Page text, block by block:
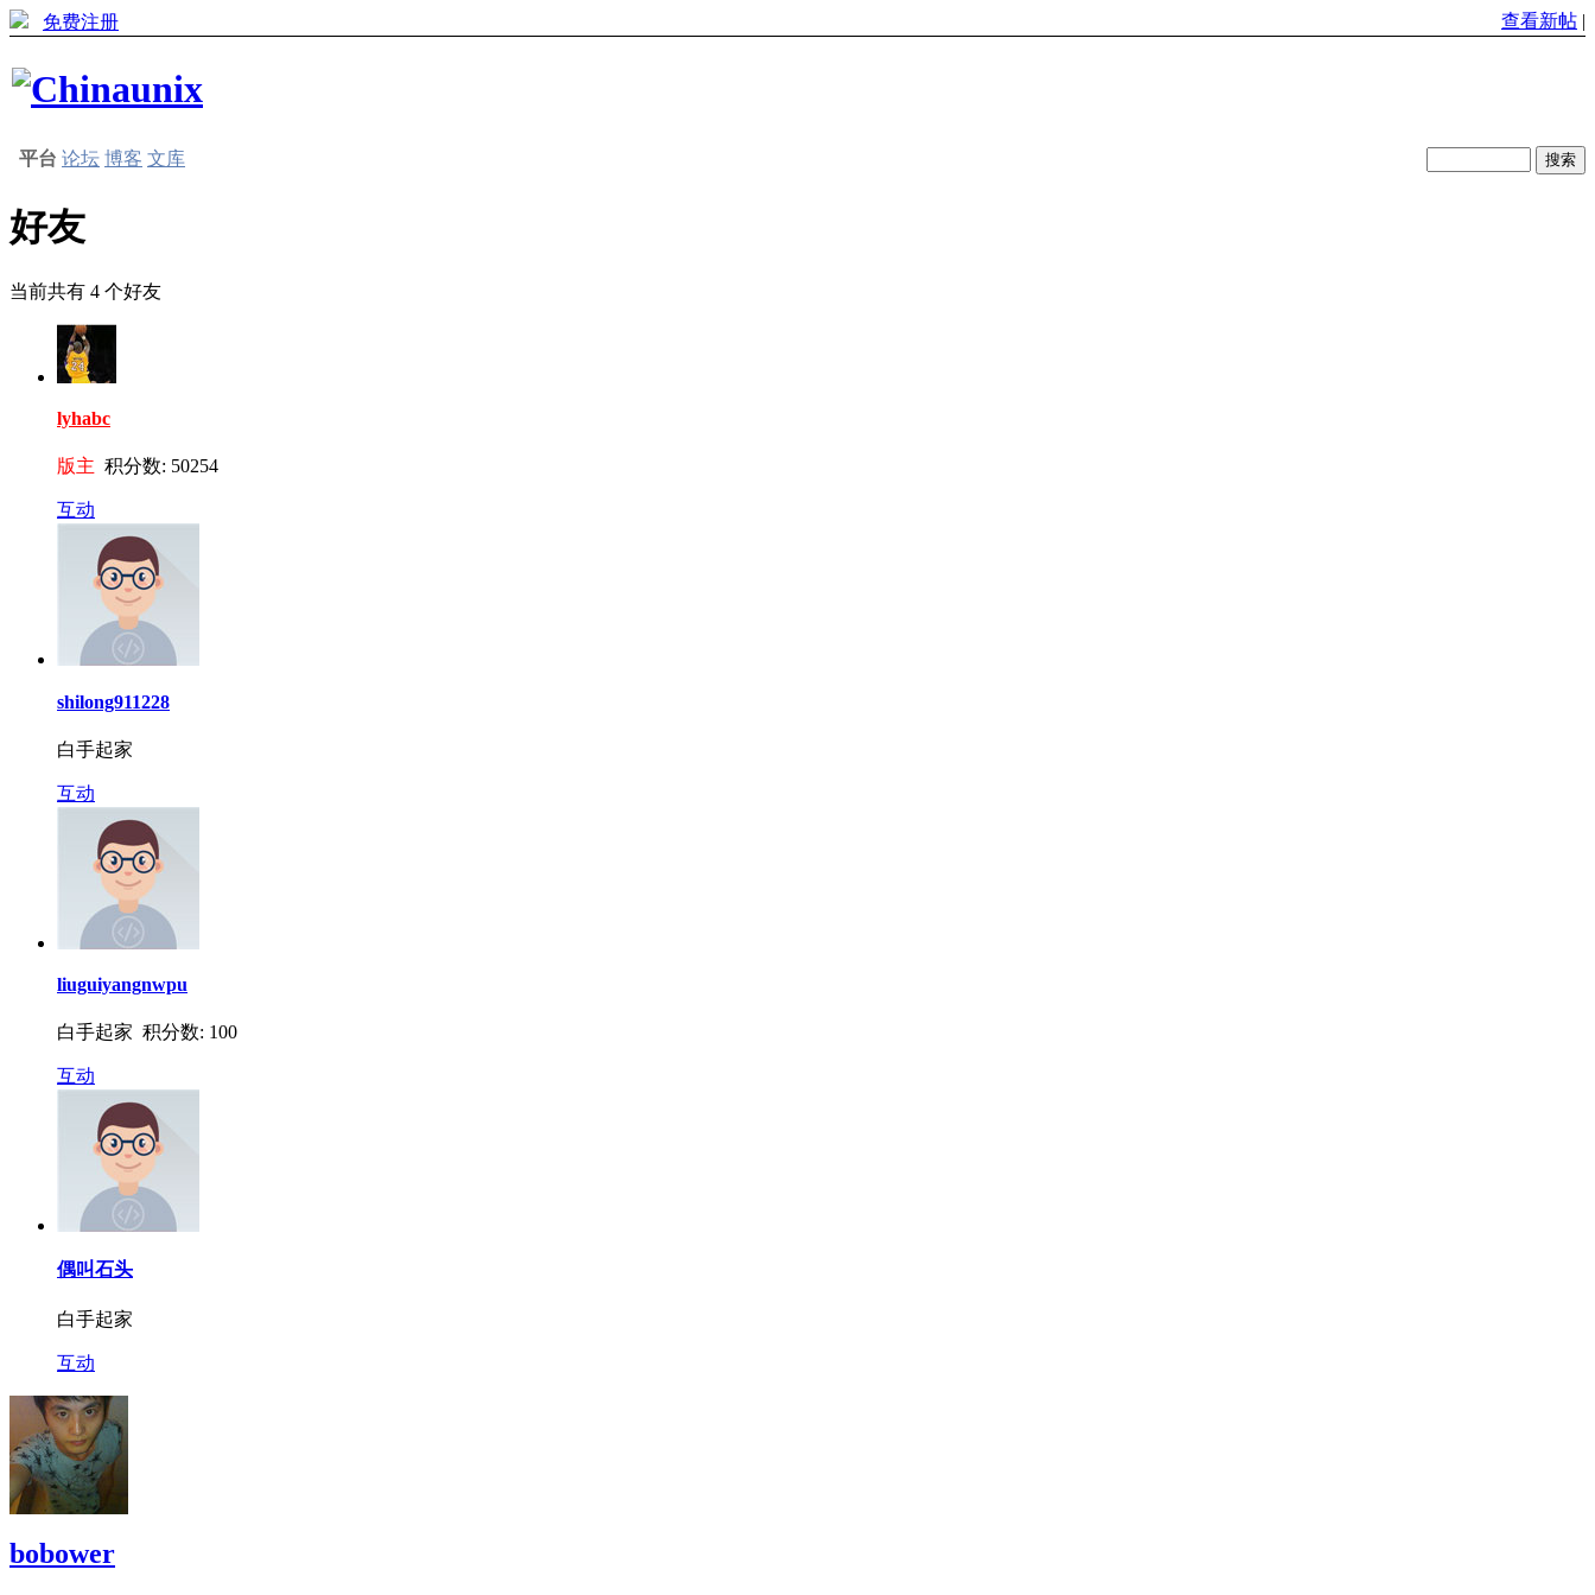
免费注册 查看新帖 |
平台 论坛 博客 文库
好友
当前共有 4 个好友
lyhabc
版主 积分数: 50254
互动
shilong911228
白手起家
互动
liuguiyangnwpu
白手起家 积分数: 100
互动
偶叫石头
白手起家
互动
bobower